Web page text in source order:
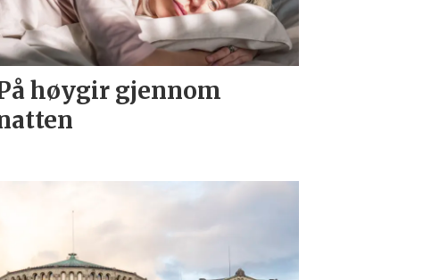
høygir gjennom